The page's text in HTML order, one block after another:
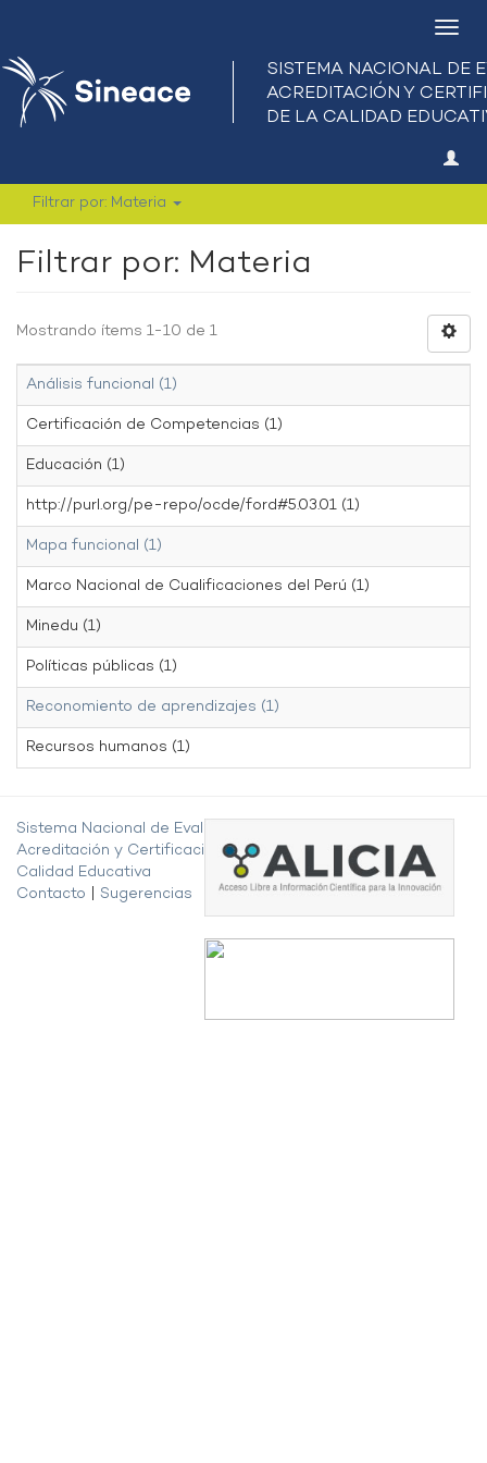
Filtrar por: Materia
Filtrar por: Materia
Mostrando ítems 1-10 de 1
Análisis funcional (1)
Certificación de Competencias (1)
Educación (1)
http://purl.org/pe-repo/ocde/ford#5.03.01 (1)
Mapa funcional (1)
Marco Nacional de Cualificaciones del Perú (1)
Minedu (1)
Políticas públicas (1)
Reconomiento de aprendizajes (1)
Recursos humanos (1)
Sistema Nacional de Evaluación,
Acreditación y Certificación de la
Calidad Educativa
Contacto
Sugerencias